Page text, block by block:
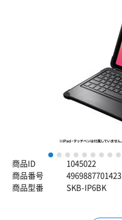
1 2 3 4 5 6 7 8
商品ID
1045022
商品番号
4969887701423
商品型番
SKB-IP6BK